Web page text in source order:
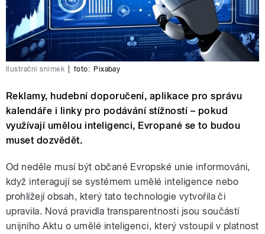
Ilustrační snímek foto: Pixabay
Reklamy, hudební doporučení, aplikace pro správu
kalendáře i linky pro podávání stížností – pokud
využívají umělou inteligenci, Evropané se to budou
muset dozvědět.
Od neděle musí být občané Evropské unie informováni,
když interagují se systémem umělé inteligence nebo
prohlížejí obsah, který tato technologie vytvořila či
upravila. Nová pravidla transparentnosti jsou součástí
unijního Aktu o umělé inteligenci, který vstoupil v platnost